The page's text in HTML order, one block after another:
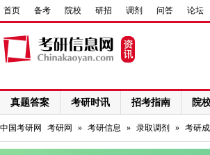
首页 备考 院校 研招 调剂 问答 论坛
真题答案 考研时讯 招考指南 院
网络课程
中国考研网 考研网 » 考研信息 » 录取调剂 » 考研